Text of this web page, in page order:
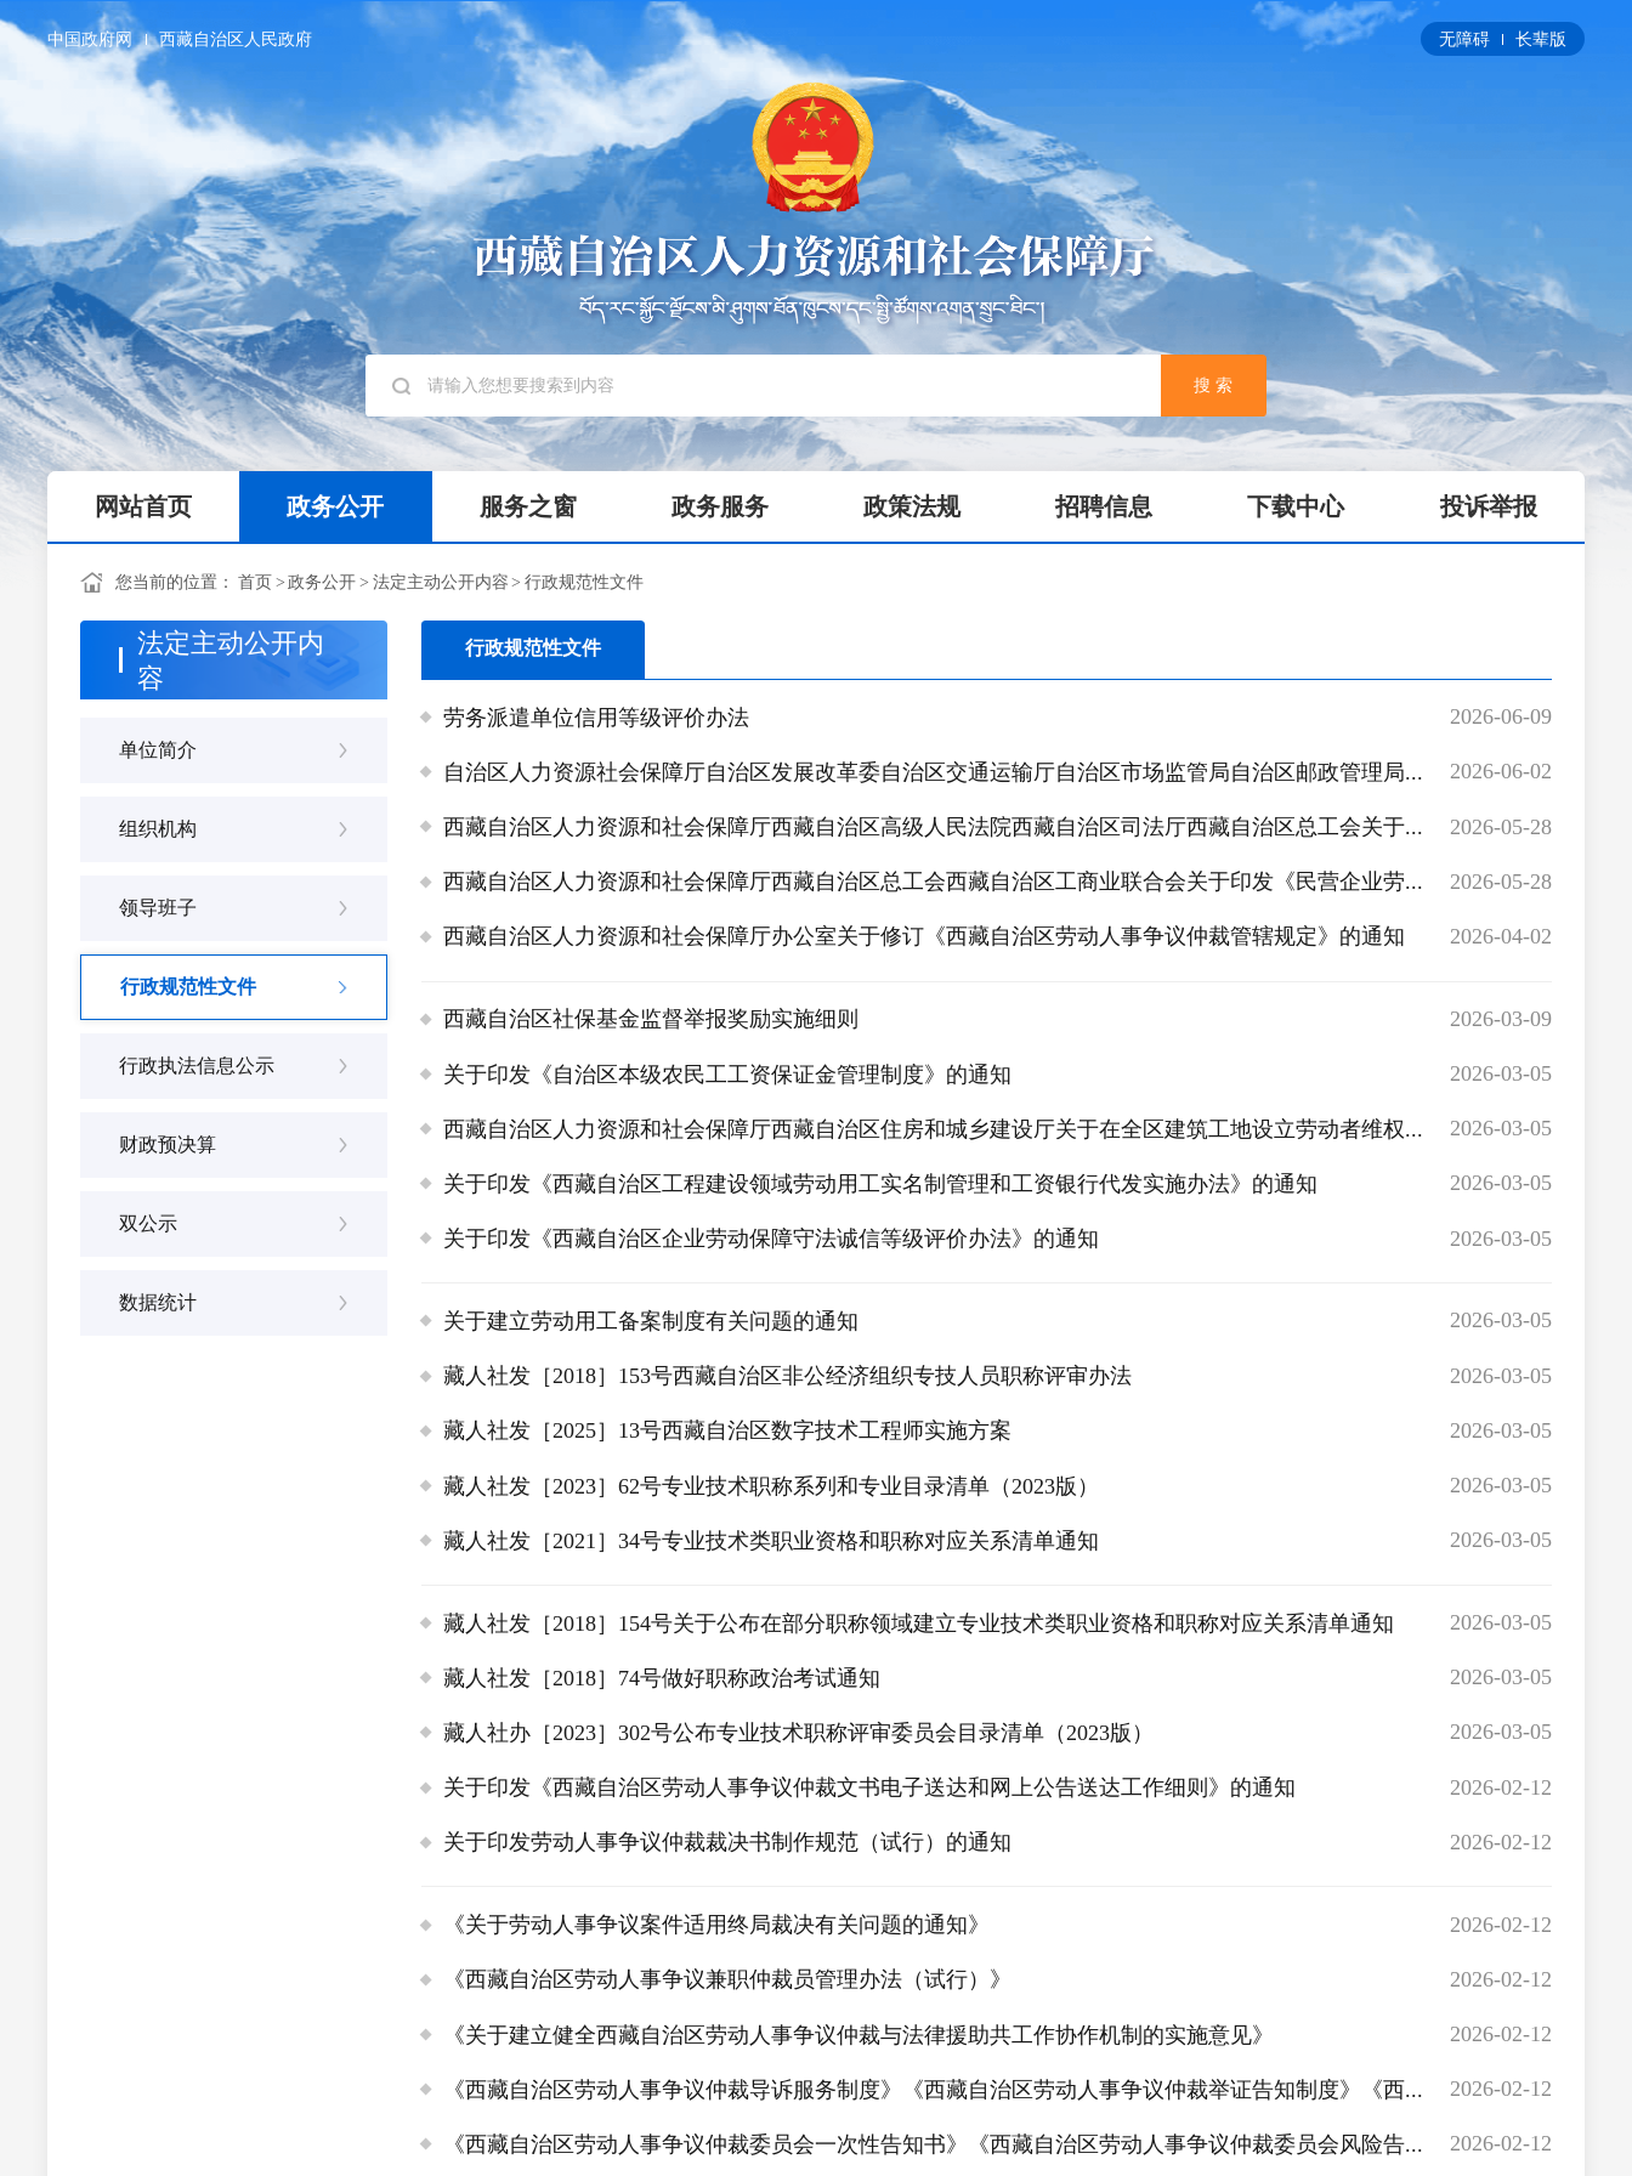
中国政府网 西藏自治区人民政府 无障碍 长辈版
搜 索
网站首页 政务公开 服务之窗 政务服务 政策法规 招聘信息 下载中心 投诉举报
您当前的位置： 首页> 政务公开> 法定主动公开内容 > 行政规范性文件
法定主动公开内
容
单位简介
组织机构
领导班子
行政规范性文件
行政执法信息公示
财政预决算
双公示
数据统计
行政规范性文件
劳务派遣单位信用等级评价办法 2026-06-09
自治区人力资源社会保障厅自治区发展改革委自治区交通运输厅自治区市场监管局自治区邮政管理局... 2026-06-02
西藏自治区人力资源和社会保障厅西藏自治区高级人民法院西藏自治区司法厅西藏自治区总工会关于... 2026-05-28
西藏自治区人力资源和社会保障厅西藏自治区总工会西藏自治区工商业联合会关于印发《民营企业劳... 2026-05-28
西藏自治区人力资源和社会保障厅办公室关于修订《西藏自治区劳动人事争议仲裁管辖规定》的通知 2026-04-02
西藏自治区社保基金监督举报奖励实施细则 2026-03-09
关于印发《自治区本级农民工工资保证金管理制度》的通知 2026-03-05
西藏自治区人力资源和社会保障厅西藏自治区住房和城乡建设厅关于在全区建筑工地设立劳动者维权... 2026-03-05
关于印发《西藏自治区工程建设领域劳动用工实名制管理和工资银行代发实施办法》的通知 2026-03-05
关于印发《西藏自治区企业劳动保障守法诚信等级评价办法》的通知 2026-03-05
关于建立劳动用工备案制度有关问题的通知 2026-03-05
藏人社发［2018］153号西藏自治区非公经济组织专技人员职称评审办法 2026-03-05
藏人社发［2025］13号西藏自治区数字技术工程师实施方案 2026-03-05
藏人社发［2023］62号专业技术职称系列和专业目录清单（2023版） 2026-03-05
藏人社发［2021］34号专业技术类职业资格和职称对应关系清单通知 2026-03-05
藏人社发［2018］154号关于公布在部分职称领域建立专业技术类职业资格和职称对应关系清单通知 2026-03-05
藏人社发［2018］74号做好职称政治考试通知 2026-03-05
藏人社办［2023］302号公布专业技术职称评审委员会目录清单（2023版） 2026-03-05
关于印发《西藏自治区劳动人事争议仲裁文书电子送达和网上公告送达工作细则》的通知 2026-02-12
关于印发劳动人事争议仲裁裁决书制作规范（试行）的通知 2026-02-12
《关于劳动人事争议案件适用终局裁决有关问题的通知》 2026-02-12
《西藏自治区劳动人事争议兼职仲裁员管理办法（试行）》 2026-02-12
《关于建立健全西藏自治区劳动人事争议仲裁与法律援助共工作协作机制的实施意见》 2026-02-12
《西藏自治区劳动人事争议仲裁导诉服务制度》《西藏自治区劳动人事争议仲裁举证告知制度》《西... 2026-02-12
《西藏自治区劳动人事争议仲裁委员会一次性告知书》《西藏自治区劳动人事争议仲裁委员会风险告... 2026-02-12